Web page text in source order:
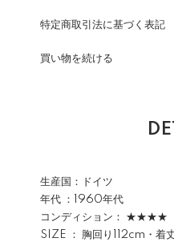
特定商取引法に基づく表記
買い物を続ける
生産国：ドイツ
年代 ：1960年代
コンディション： ★★★★
SIZE ： 胸回り112cm・着